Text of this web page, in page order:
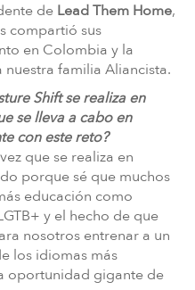
de Lead Them Home,
compartió sus
en Colombia y la
familia Aliancista.
Shift se realiza en
se lleva a cabo en
con este reto?
que se realiza en
porque sé que muchos
educación como
y el hecho de que
nosotros entrenar a un
los idiomas más
oportunidad gigante de